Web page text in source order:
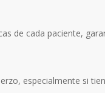
de cada paciente,
especialmente si